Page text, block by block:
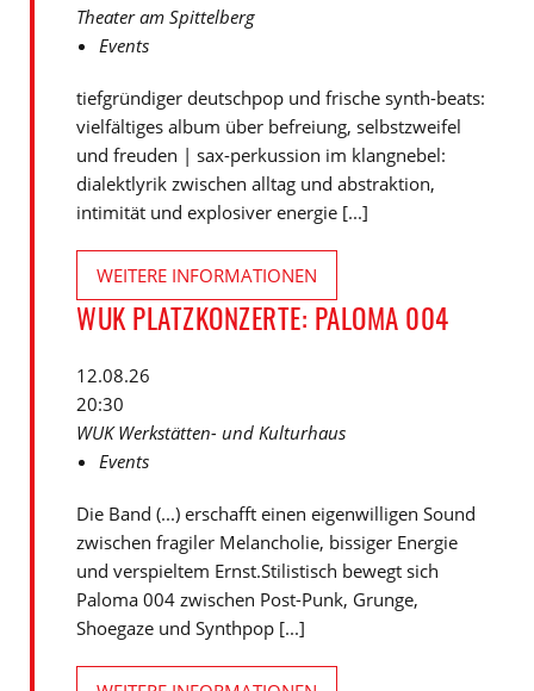
Theater am Spittelberg
Events
tiefgründiger deutschpop und frische synth-beats:
vielfältiges album über befreiung, selbstzweifel
und freuden | sax-perkussion im klangnebel:
dialektlyrik zwischen alltag und abstraktion,
intimität und explosiver energie [...]
WEITERE INFORMATIONEN
WUK PLATZKONZERTE: PALOMA 004
12.08.26
20:30
WUK Werkstätten- und Kulturhaus
Events
Die Band (...) erschafft einen eigenwilligen Sound
zwischen fragiler Melancholie, bissiger Energie
und verspieltem Ernst.Stilistisch bewegt sich
Paloma 004 zwischen Post-Punk, Grunge,
Shoegaze und Synthpop [...]